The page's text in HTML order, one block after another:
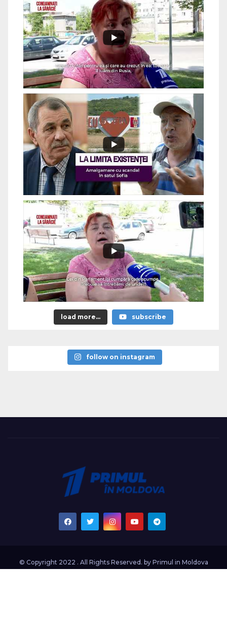
load more... subscribe
follow on instagram
© Copyright 2022 . All Rights Reserved. by Primul in Moldova